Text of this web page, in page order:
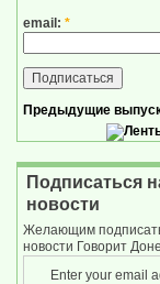
email: *
Предыдущие
Подписаться
новости
Желающим
новости Говорит
Enter your email